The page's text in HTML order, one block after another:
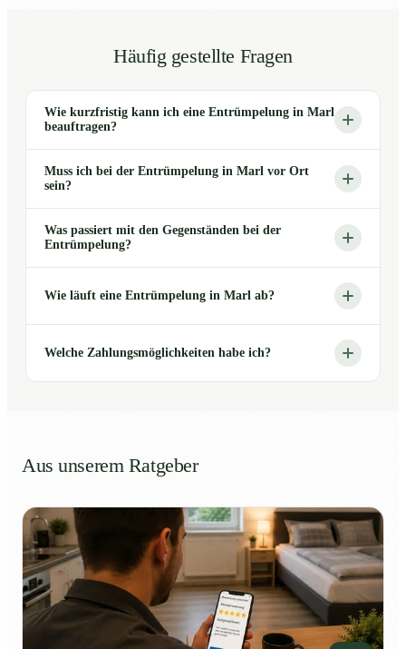
Häufig gestellte Fragen
Wie kurzfristig kann ich eine Entrümpelung in Marl
beauftragen?
Muss ich bei der Entrümpelung in Marl vor Ort
sein?
Was passiert mit den Gegenständen bei der
Entrümpelung?
Wie läuft eine Entrümpelung in Marl ab?
Welche Zahlungsmöglichkeiten habe ich?
Aus unserem Ratgeber